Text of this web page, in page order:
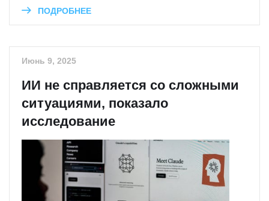
ПОДРОБНЕЕ
Июнь 9, 2025
ИИ не справляется со сложными
ситуациями, показало
исследование